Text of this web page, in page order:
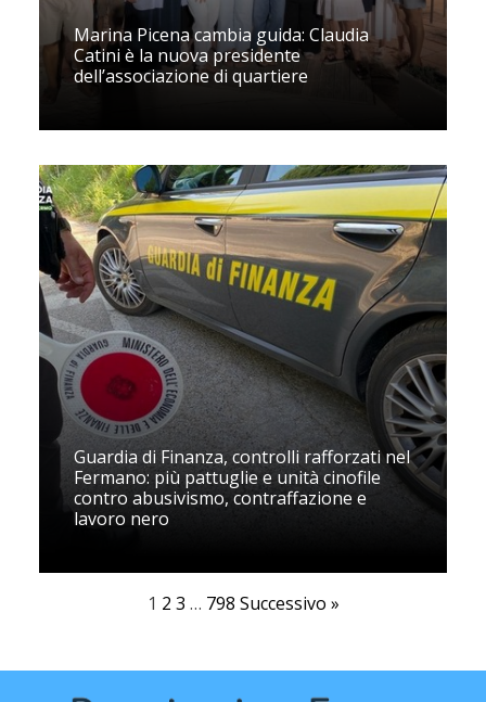
Marina Picena cambia guida: Claudia
Catini è la nuova presidente
dell’associazione di quartiere
Guardia di Finanza, controlli rafforzati nel
Fermano: più pattuglie e unità cinofile
contro abusivismo, contraffazione e
lavoro nero
1 2 3 … 798 Successivo »